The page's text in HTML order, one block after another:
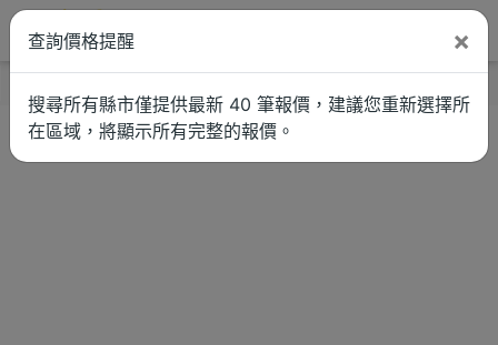
查詢價格提醒 ×
搜尋所有縣市僅提供最新 40 筆報價，建議您重新選擇所
在區域，將顯示所有完整的報價。